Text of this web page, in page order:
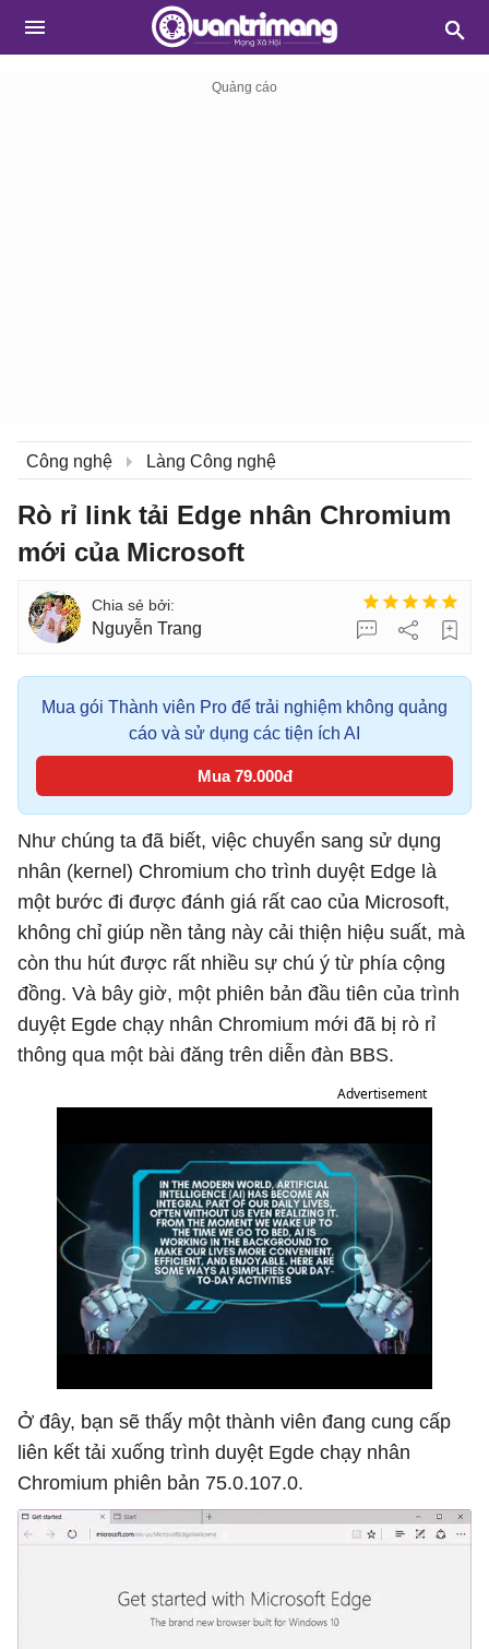
Công nghệ Làng Công nghệ
Rò rỉ link tải Edge nhân Chromium
mới của Microsoft
Nguyễn Trang
Mua gói Thành viên Pro để trải nghiệm không quảng
cáo và sử dụng các tiện ích AI
Mua 79.000đ
Như chúng ta đã biết, việc chuyển sang sử dụng
nhân (kernel) Chromium cho trình duyệt Edge là
một bước đi được đánh giá rất cao của Microsoft,
không chỉ giúp nền tảng này cải thiện hiệu suất, mà
còn thu hút được rất nhiều sự chú ý từ phía cộng
đồng. Và bây giờ, một phiên bản đầu tiên của trình
duyệt Egde chạy nhân Chromium mới đã bị rò rỉ
thông qua một bài đăng trên diễn đàn BBS.
Advertisement
Ở đây, bạn sẽ thấy một thành viên đang cung cấp
liên kết tải xuống trình duyệt Egde chạy nhân
Chromium phiên bản 75.0.107.0.